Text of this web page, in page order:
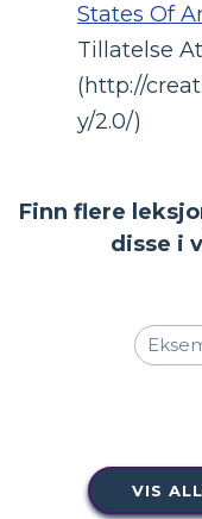
States Of
Tillatelse
(http://
y/2.0/)
Finn flere
disse i
VIS